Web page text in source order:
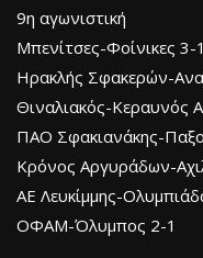
9η αγωνιστική
Μπενίτσες-Φοίνικες 3-1
Ηρακλής Σφακερών-
Θιναλιακός-Κεραυνός
ΠΑΟ Σφακιανάκης-
Κρόνος Αργυράδων-
ΑΕ Λευκίμμης-
ΟΦΑΜ-Όλυμπος 2-1